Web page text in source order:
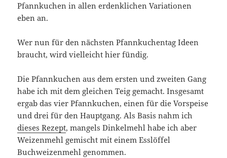
Pfannkuchen in allen erdenklichen Variationen
eben an.
Wer nun für den nächsten Pfannkuchentag Ideen
braucht, wird vielleicht hier fündig.
Die Pfannkuchen aus dem ersten und zweiten Gang
habe ich mit dem gleichen Teig gemacht. Insgesamt
ergab das vier Pfannkuchen, einen für die Vorspeise
und drei für den Hauptgang. Als Basis nahm ich
dieses Rezept, mangels Dinkelmehl habe ich aber
Weizenmehl gemischt mit einem Esslöffel
Buchweizenmehl genommen.